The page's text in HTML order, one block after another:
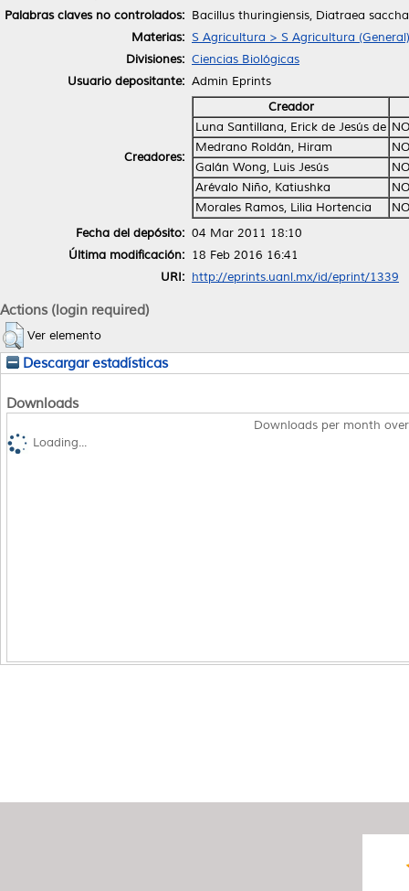
Palabras claves no controlados: Bacillus thuringiensis, Diatraea
Materias: S Agricultura > S Agricultura (General)
Divisiones: Ciencias Biológicas
Usuario depositante: Admin Eprints
Creadores:
Creador
Luna Santillana, Erick de Jesús de
Medrano Roldán, Hiram
Galán Wong, Luis Jesús
Arévalo Niño, Katiushka
Morales Ramos, Lilia Hortencia
Fecha del depósito: 04 Mar 2011 18:10
Última modificación: 18 Feb 2016 16:41
URI: http://eprints.uanl.mx/id/eprint/1339
Actions (login required)
Ver elemento
Descargar estadísticas
Downloads
Downloads per month
Loading...